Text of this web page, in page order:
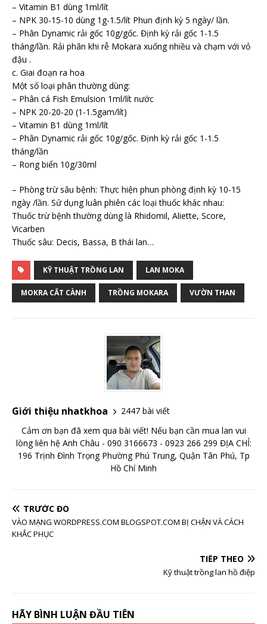
– Vitamin B1 dùng 1ml/lít
– NPK 30-15-10 dùng 1g-1.5/lít Phun định kỳ 5 ngày/ lần.
– Phân Dynamic rải gốc 10g/gốc. Định kỳ rải gốc 1-1.5
tháng/lần. Rải phân khi rễ Mokara xuống nhiều và chạm với vỏ
đậu .
c. Giai đoạn ra hoa
Một số loại phân thường dùng:
– Phân cá Fish Emulsion 1ml/lít nước
– NPK 20-20-20 (1-1.5gam/lít)
– Vitamin B1 dùng 1ml/lít
– Phân Dynamic rải gốc 10g/gốc. Định kỳ rải gốc 1-1.5
tháng/lần
– Rong biển 10g/30ml
– Phòng trừ sâu bệnh: Thực hiện phun phòng định kỳ 10-15
ngày /lần. Sử dụng luân phiên các loại thuốc khác nhau:
Thuốc trừ bệnh thường dùng là Rhidomil, Aliette, Score,
Vicarben
Thuốc sâu: Decis, Bassa, B thái lan…
KỸ THUẬT TRỒNG LAN LAN MOKA
MOKRA CẮT CÀNH TRỒNG MOKARA VƯỜN THAN
Giới thiệu nhatkhoa
2447 bài viết
Cảm ơn bạn đã xem qua bài viết! Nếu bạn cần mua lan vui
lòng liên hệ Anh Châu - 090 3166673 - 0923 266 299 ĐỊA CHỈ:
196 Trịnh Đình Trọng Phường Phú Trung, Quận Tân Phú, Tp
Hồ Chí Minh
TRƯỚC ĐÓ
VÀO MẠNG WORDPRESS.COM BLOGSPOT.COM BỊ CHẶN VÀ CÁCH
KHẮC PHỤC
TIẾP THEO
Kỹ thuật trồng lan hồ điệp
HÃY BÌNH LUẬN ĐẦU TIÊN